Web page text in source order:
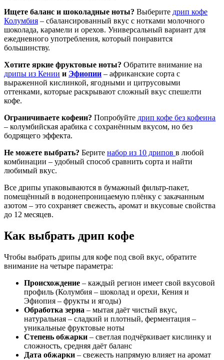
Ищете баланс и шоколадные ноты? Выберите дрип кофе
Колумбия – сбалансированный вкус с нотками молочного
шоколада, карамели и орехов. Универсальный вариант для
ежедневного употребления, который понравится
большинству.
Хотите яркие фруктовые ноты? Обратите внимание на
дрипы из Кении и Эфиопии – африканские сорта с
выраженной кислинкой, ягодными и цитрусовыми
оттенками, которые раскрывают сложный вкус спешелти
кофе.
Ограничиваете кофеин? Попробуйте дрип кофе без кофеина
– колумбийская арабика с сохранённым вкусом, но без
бодрящего эффекта.
Не можете выбрать? Берите набор из 10 дрипов в любой
комбинации – удобный способ сравнить сорта и найти
любимый вкус.
Все дрипы упаковываются в бумажный фильтр-пакет,
помещённый в водонепроницаемую плёнку с закачанным
азотом – это сохраняет свежесть, аромат и вкусовые свойства
до 12 месяцев.
Как выбрать дрип кофе
Чтобы выбрать дрипы для кофе под свой вкус, обратите
внимание на четыре параметра:
Происхождение – каждый регион имеет свой вкусовой
профиль (Колумбия – шоколад и орехи, Кения и
Эфиопия – фрукты и ягоды)
Обработка зерна – мытая даёт чистый вкус,
натуральная – сладкий и плотный, ферментация –
уникальные фруктовые ноты
Степень обжарки – светлая подчёркивает кислинку и
сложность, средняя даёт баланс
Дата обжарки – свежесть напрямую влияет на аромат